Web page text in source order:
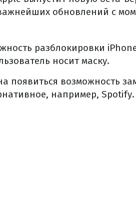
обновлений с
разблокировки
носит маску.
появиться возможность
например, Spotify.